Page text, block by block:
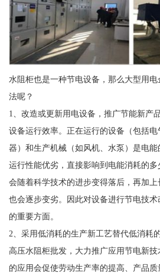
水阻柜也是一种节电设备，那么大型用
法呢？
1、改造或更新用电设备，推广节能新产
设备运行效率。正在运行的设备（包括
器）和生产机械（如风机、水泵）是电
运行性能优劣，直接影响到电能消耗的
会随着科学技术的进步变得落后，再加
也会逐步变劣。因此对设备进行节电技
的重要方面。
2、采用低消耗的生产新工艺替代低消耗
高压水阻柜批发，大力推广应用节电新
的应用会促使劳动生产率的提高、产品